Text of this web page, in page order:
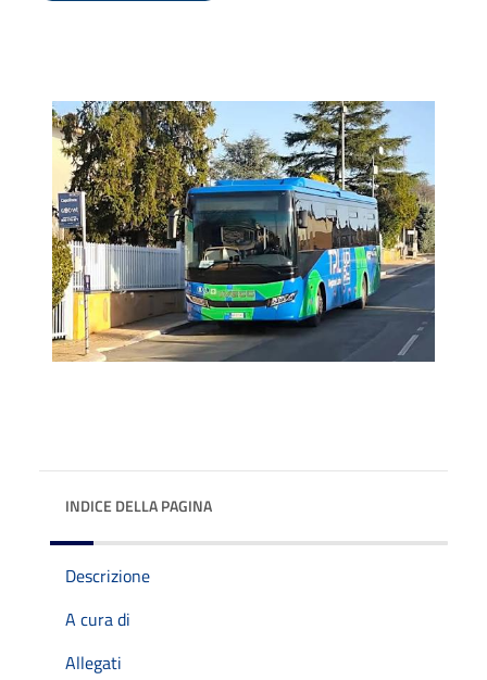
INDICE DELLA PAGINA
Descrizione
A cura di
Allegati